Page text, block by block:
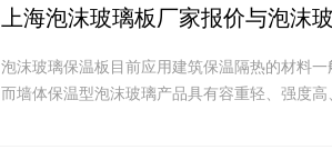
上海泡沫玻璃板厂家报价与泡沫
泡沫玻璃保温板目前应用建筑保温隔热的材料
而墙体保温型泡沫玻璃产品具有容重轻、强度